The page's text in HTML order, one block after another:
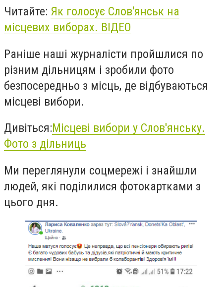
Читайте: Як голосує Слов'янськ на
місцевих виборах. ВІДЕО
Раніше наші журналісти пройшлися по
різним дільницям і зробили фото
безпосередньо з місць, де відбуваються
місцеві вибори.
Дивіться:Місцеві вибори у Слов'янську.
Фото з дільниць
Ми переглянули соцмережі і знайшли
людей, які поділилися фотокартками з
цього дня.